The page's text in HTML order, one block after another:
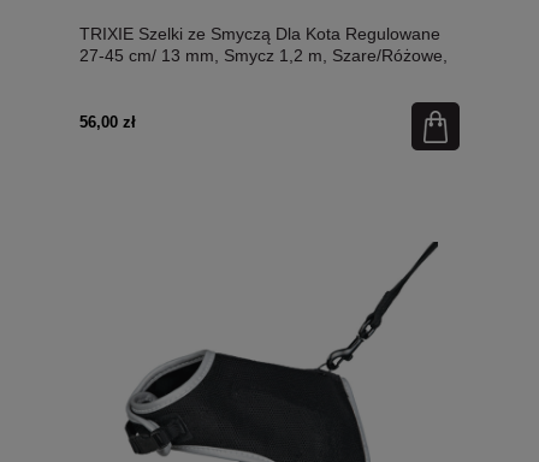
TRIXIE Szelki ze Smyczą Dla Kota Regulowane
27-45 cm/ 13 mm, Smycz 1,2 m, Szare/Różowe,
56,00 zł